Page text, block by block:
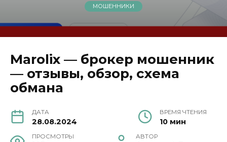
МОШЕННИКИ
Marolix — брокер мошенник
— отзывы, обзор, схема
обмана
ДАТА
28.08.2024
ВРЕМЯ ЧТЕНИЯ
10 мин
ПРОСМОТРЫ АВТОР